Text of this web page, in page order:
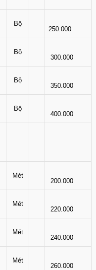
Bộ
250.000
Bộ
300.000
Bộ
350.000
Bộ
400.000
Mét
200.000
Mét
220.000
Mét
240.000
Mét
260.000